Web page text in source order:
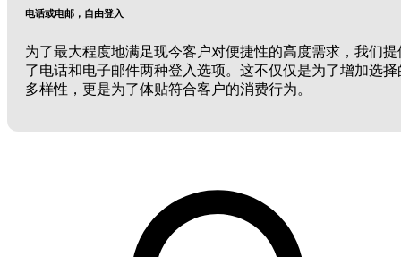
电话或电邮，自由登入
为了最大程度地满足现今客户对便捷性的高度需求，我们提
了电话和电子邮件两种登入选项。这不仅仅是为了增加选择
多样性，更是为了体贴符合客户的消费行为。